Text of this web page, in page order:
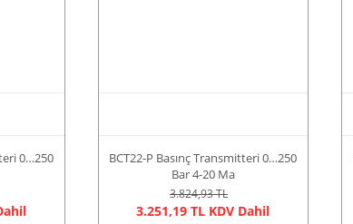
0…250
BCT22-P Basınç Transmitteri 0…250
Bar 4-20 Ma
3.824,93 TL
3.251,19 TL KDV Dahil